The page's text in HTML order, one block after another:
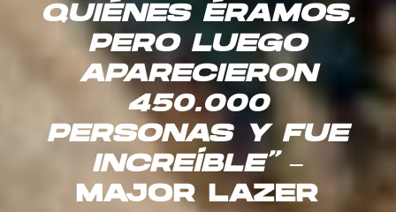
QUIÉNES ÉRAMOS,
PERO LUEGO
APARECIERON
450.000
PERSONAS Y FUE
INCREÍBLE”–
MAJOR LAZER